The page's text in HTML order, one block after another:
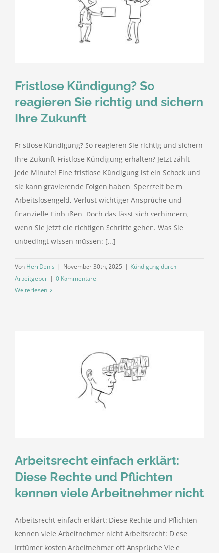
Fristlose Kündigung? So
reagieren Sie richtig und sichern
Ihre Zukunft
Fristlose Kündigung? So reagieren Sie richtig und sichern
Ihre Zukunft Fristlose Kündigung erhalten? Jetzt zählt
jede Minute! Eine fristlose Kündigung ist ein Schock und
sie kann gravierende Folgen haben: Sperrzeit beim
Arbeitslosengeld, Verlust wichtiger Ansprüche und
finanzielle Einbußen. Doch das lässt sich verhindern,
wenn Sie jetzt die richtigen Schritte gehen. Was Sie
unbedingt wissen müssen: [...]
Von HerrDenis | November 30th, 2025 | Kündigung durch
Arbeitgeber | 0 Kommentare
Weiterlesen
Arbeitsrecht einfach erklärt:
Diese Rechte und Pflichten
kennen viele Arbeitnehmer nicht
Arbeitsrecht einfach erklärt: Diese Rechte und Pflichten
kennen viele Arbeitnehmer nicht Arbeitsrecht: Diese
Irrtümer kosten Arbeitnehmer oft Ansprüche Viele